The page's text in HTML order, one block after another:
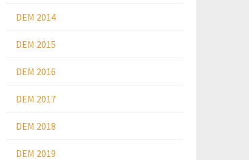
DEM 2014
DEM 2015
DEM 2016
DEM 2017
DEM 2018
DEM 2019